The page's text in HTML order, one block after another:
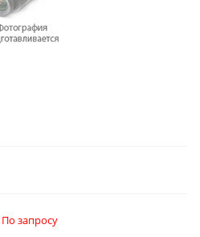
По запросу